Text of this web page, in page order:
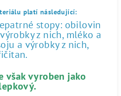
platí následující:
stopy: obilovin
z nich, mléko a
a výrobky z nich,
však vyroben jako